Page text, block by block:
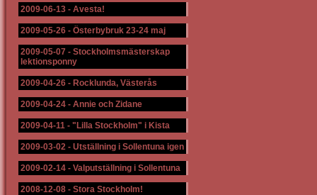
2009-06-13 - Avesta!
2009-05-26 - Österbybruk 23-24 maj
2009-05-07 - Stockholmsmästerskap
lektionsponny
2009-04-26 - Rocklunda, Västerås
2009-04-24 - Annie och Zidane
2009-04-11 - "Lilla Stockholm" i Kista
2009-03-02 - Utställning i Sollentuna igen
2009-02-14 - Valputställning i Sollentuna
2008-12-08 - Stora Stockholm!